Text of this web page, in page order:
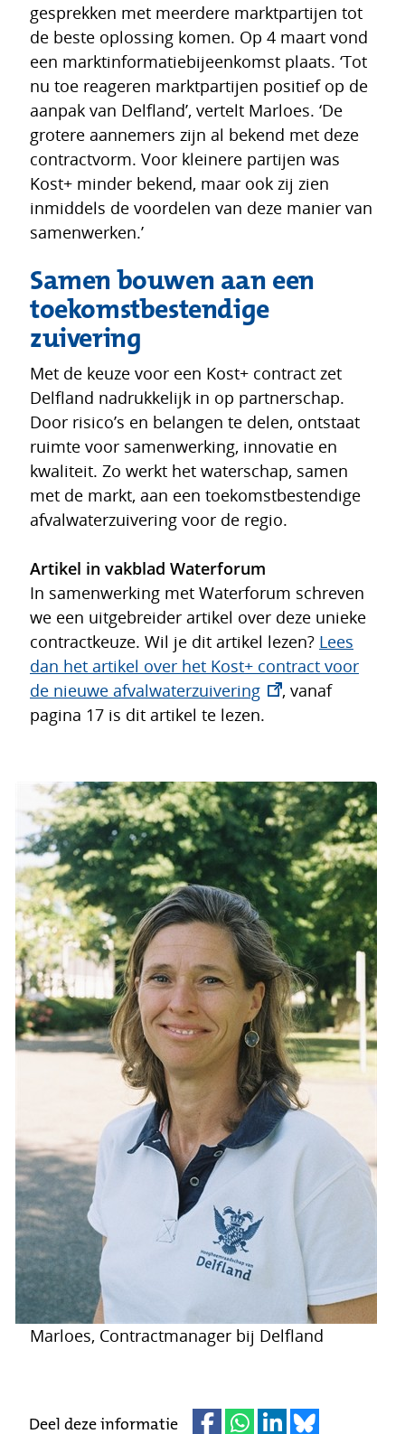
gesprekken met meerdere marktpartijen tot
de beste oplossing komen. Op 4 maart vond
een marktinformatiebijeenkomst plaats. ‘Tot
nu toe reageren marktpartijen positief op de
aanpak van Delfland’, vertelt Marloes. ‘De
grotere aannemers zijn al bekend met deze
contractvorm. Voor kleinere partijen was
Kost+ minder bekend, maar ook zij zien
inmiddels de voordelen van deze manier van
samenwerken.’
Samen bouwen aan een
toekomstbestendige
zuivering
Met de keuze voor een Kost+ contract zet
Delfland nadrukkelijk in op partnerschap.
Door risico’s en belangen te delen, ontstaat
ruimte voor samenwerking, innovatie en
kwaliteit. Zo werkt het waterschap, samen
met de markt, aan een toekomstbestendige
afvalwaterzuivering voor de regio.
Artikel in vakblad Waterforum
In samenwerking met Waterforum schreven
we een uitgebreider artikel over deze unieke
contractkeuze. Wil je dit artikel lezen? Lees
dan het artikel over het Kost+ contract voor
de nieuwe afvalwaterzuivering(opent
in
, vanaf
pagina 17 is dit artikel te lezen.
Marloes, Contractmanager bij Delfland
Deel deze informatie